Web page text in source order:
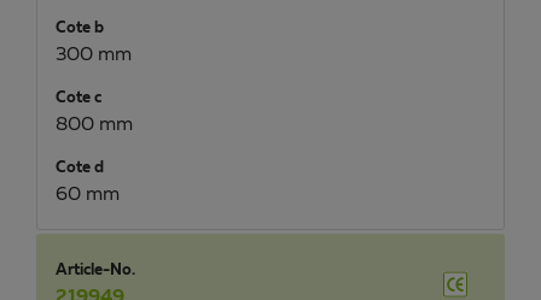
Cote b
300 mm
Cote c
800 mm
Cote d
60 mm
Article-No.